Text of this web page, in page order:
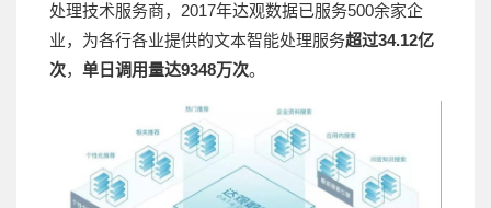
处理技术服务商，2017年达观数据已服务500余家企
业，为各行各业提供的文本智能处理服务超过34.12亿
次， 单日调用量达9348万次。